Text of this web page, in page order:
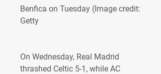
Benfica on Tuesday (Image credit:
Getty
On Wednesday, Real Madrid
thrashed Celtic 5-1, while AC